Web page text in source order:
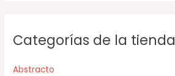
Categorías de la tienda
Abstracto